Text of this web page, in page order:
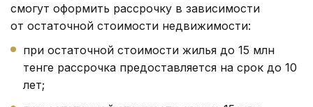
смогут оформить рассрочку в зависимости
от остаточной стоимости недвижимости:
при остаточной стоимости жилья до 15 млн
тенге рассрочка предоставляется на срок до 10
лет;